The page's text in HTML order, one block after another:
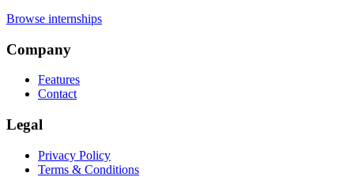
Browse internships
Company
Features
Contact
Legal
Privacy Policy
Terms & Conditions